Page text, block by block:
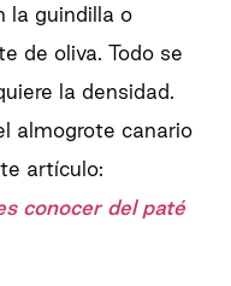
la guindilla o
de oliva. Todo se
la densidad.
almogrote canario
artículo:
conocer del paté